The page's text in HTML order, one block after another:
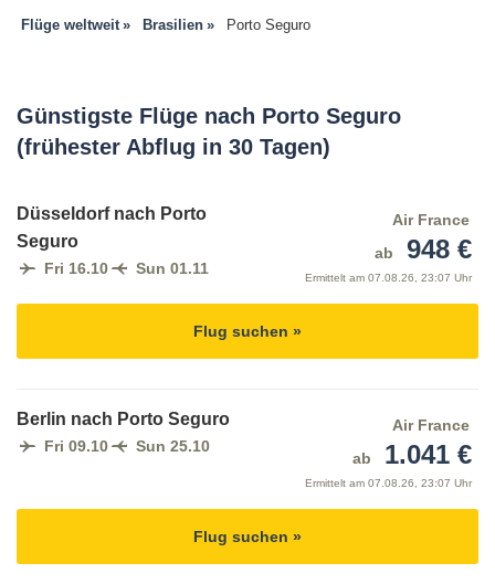
Flüge weltweit Brasilien Porto Seguro
Günstigste Flüge nach Porto Seguro
(frühester Abflug in 30 Tagen)
Düsseldorf nach Porto
Seguro
Fri 16.10 Sun 01.11
Air France
ab
948 €
Ermittelt am 07.08.26, 23:07 Uhr
Flug suchen »
Berlin nach Porto Seguro
Fri 09.10 Sun 25.10
Air France
ab
1.041 €
Ermittelt am 07.08.26, 23:07 Uhr
Flug suchen »